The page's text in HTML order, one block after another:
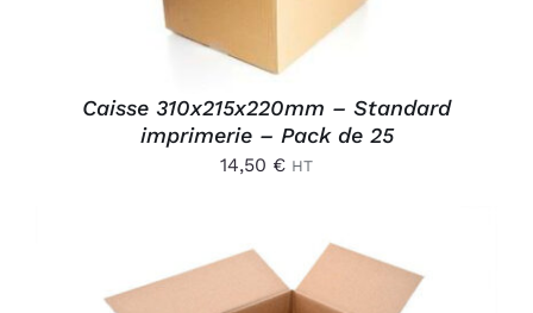
Caisse 310x215x220mm – Standard
imprimerie – Pack de 25
14,50 € HT